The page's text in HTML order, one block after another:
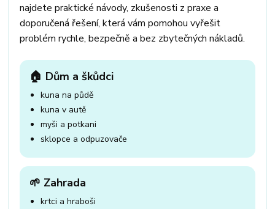
najdete praktické návody, zkušenosti z praxe a
doporučená řešení, která vám pomohou vyřešit
problém rychle, bezpečně a bez zbytečných nákladů.
🏠 Dům a škůdci
kuna na půdě
kuna v autě
myši a potkani
sklopce a odpuzovače
🌱 Zahrada
krtci a hraboši